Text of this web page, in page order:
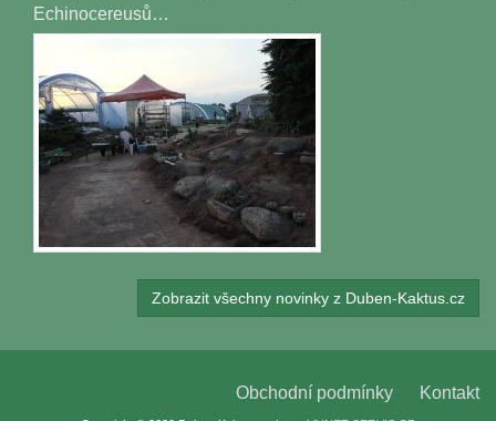
Echinocereusů…
Zobrazit všechny novinky z Duben-Kaktus.cz
Obchodní podmínky Kontakt